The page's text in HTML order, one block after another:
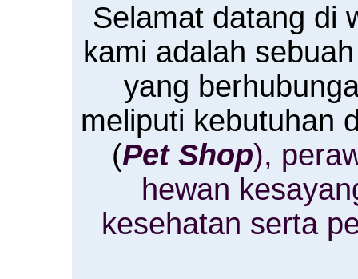
Selamat datang di
kami adalah
yang
meliputi kebutuhan
(Pet Shop),
hewan
kesehatan serta